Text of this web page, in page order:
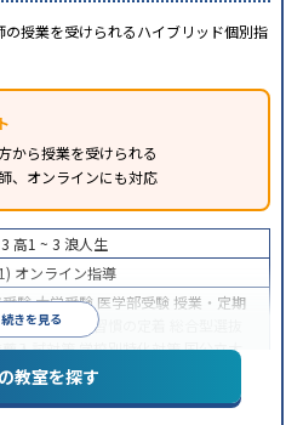
の授業を受けられるハイブリッド個別指
から授業を受けられる
、オンラインにも対応
続きを見る
高1 ~ 3 浪人生
オンライン指導
験大学受験 医学部受験 授業・定期
申点対策 学習習慣の定着
入試対策学校別特化対策国公立大
共通テスト対策
英語・英会話特化
教室を探す